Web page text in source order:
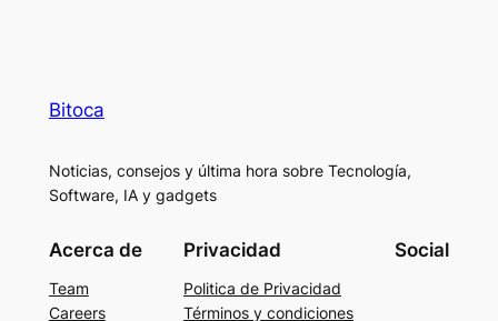
Bitoca
Noticias, consejos y última hora sobre Tecnología,
Software, IA y gadgets
Acerca de
Team
Careers
Privacidad
Politica de Privacidad
Términos y condiciones
Social